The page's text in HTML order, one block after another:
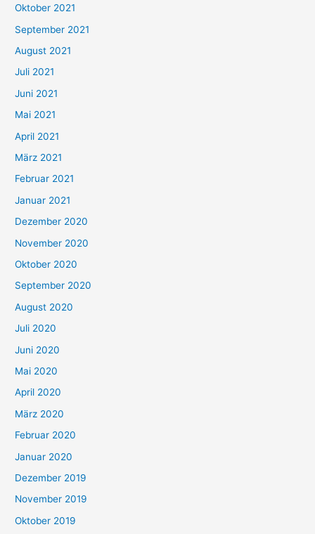
n
n
a
c
h
:
Oktober 2021
September 2021
August 2021
Juli 2021
Juni 2021
Mai 2021
April 2021
März 2021
Februar 2021
Januar 2021
Dezember 2020
November 2020
Oktober 2020
September 2020
August 2020
Juli 2020
Juni 2020
Mai 2020
April 2020
März 2020
Februar 2020
Januar 2020
Dezember 2019
November 2019
Oktober 2019